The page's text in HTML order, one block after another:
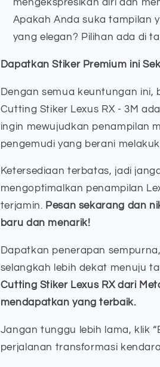
mengekspresikan diri dan
Apakah Anda suka tampilan
yang elegan? Pilihan ada di
Dapatkan Stiker Premium ini
Dengan semua keuntungan ini,
Cutting Stiker Lexus RX - 3M
ingin mewujudkan penampilan
pengemudi yang berani
Ketersediaan terbatas, jadi
mengoptimalkan penampilan
terjamin. Pesan sekarang dan
baru dan menarik!
Dapatkan penerapan
selangkah lebih dekat menuju
Cutting Stiker Lexus RX dari
mendapatkan yang terbaik.
Jangan tunggu lebih lama, klik
perjalanan transformasi